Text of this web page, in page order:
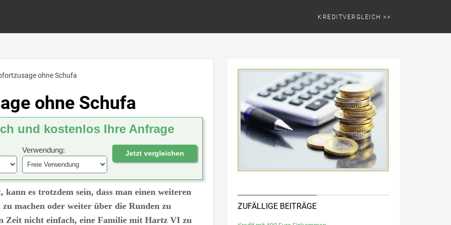
KREDITVERGLEICH >>
ohne Schufa
ohne Schufa
und kostenlos Ihre Anfrage
Verwendung: Jetzt vergleichen
es trotzdem sein, dass man einen weiteren
machen oder weiter über die Runden zu
Zeit nicht einfach, eine Familie mit Hartz VI zu
ZUFÄLLIGE BEITRÄGE